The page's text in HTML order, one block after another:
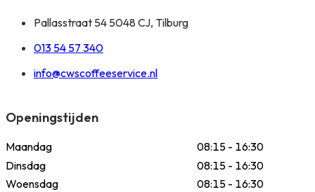
Pallasstraat 54 5048 CJ, Tilburg
013 54 57 340
info@cwscoffeeservice.nl
Openingstijden
Maandag
08:15 - 16:30
Dinsdag
08:15 - 16:30
Woensdag
08:15 - 16:30